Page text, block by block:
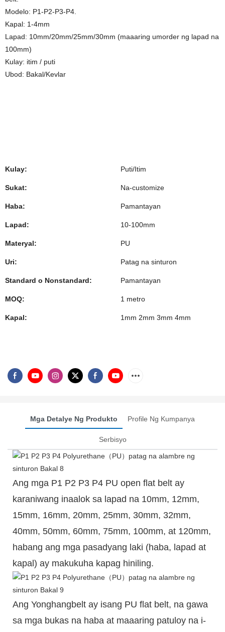
Modelo: P1-P2-P3-P4.
Kapal: 1-4mm
Lapad: 10mm/20mm/25mm/30mm (maaaring umorder ng lapad na
100mm)
Kulay: itim / puti
Ubod: Bakal/Kevlar
Kulay: Puti/Itim
Sukat: Na-customize
Haba: Pamantayan
Lapad: 10-100mm
Materyal: PU
Uri: Patag na sinturon
Standard o Nonstandard: Pamantayan
MOQ: 1 metro
Kapal: 1mm 2mm 3mm 4mm
Mga Detalye Ng Produkto Profile Ng Kumpanya
Serbisyo
Ang mga P1 P2 P3 P4 PU open flat belt ay
karaniwang inaalok sa lapad na 10mm, 12mm,
15mm, 16mm, 20mm, 25mm, 30mm, 32mm,
40mm, 50mm, 60mm, 75mm, 100mm, at 120mm,
habang ang mga pasadyang laki (haba, lapad at
kapal) ay makukuha kapag hiniling.
Ang Yonghangbelt ay isang PU flat belt, na gawa
sa mga bukas na haba at maaaring patuloy na i-